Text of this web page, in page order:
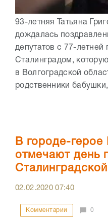
93-летняя Татьяна
дождалась
депутатов с 77-
Сталинградом,
в Волгоградской
родственники
В городе-герое
отмечают день
02.02.202007:40
Комментарии 0